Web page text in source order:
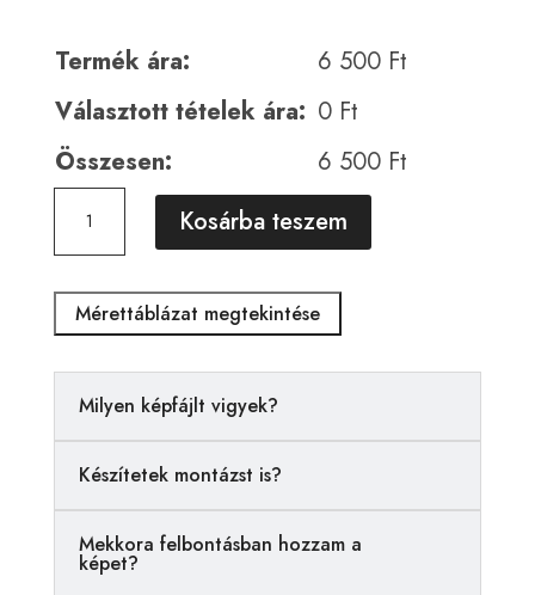
Termék ára: 6 500 Ft
Választott tételek ára: 0 Ft
Összesen:
6 500 Ft
00682
Kosárba teszem
A
n
Mérettáblázat megtekintése
Milyen képfájlt vigyek?
Készítetek montázst is?
Mekkora felbontásban hozzam a
képet?